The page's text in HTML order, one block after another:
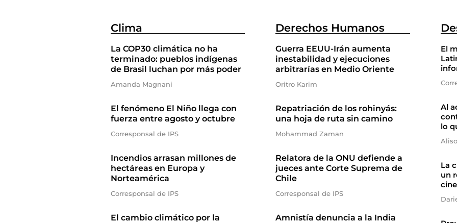
Clima
La COP30 climática no ha
terminado: pueblos indígenas
de Brasil luchan por más poder
Amanda Magnani
El fenómeno El Niño llega con
fuerza entre agosto y octubre
Corresponsal de IPS
Incendios arrasan millones de
hectáreas en Europa y
Norteamérica
Corresponsal de IPS
El cambio climático por la
Derechos Humanos
Guerra EEUU-Irán aumenta
inestabilidad y ejecuciones
arbitrarías en Medio Oriente
Oritro Karim
Repatriación de los rohinyás:
una hoja de ruta sin camino
Mohammad Zaman
Relatora de la ONU defiende a
jueces ante Corte Suprema de
Chile
Corresponsal de IPS
Amnistía denuncia a la India
El
Al
lo
La
un
cine